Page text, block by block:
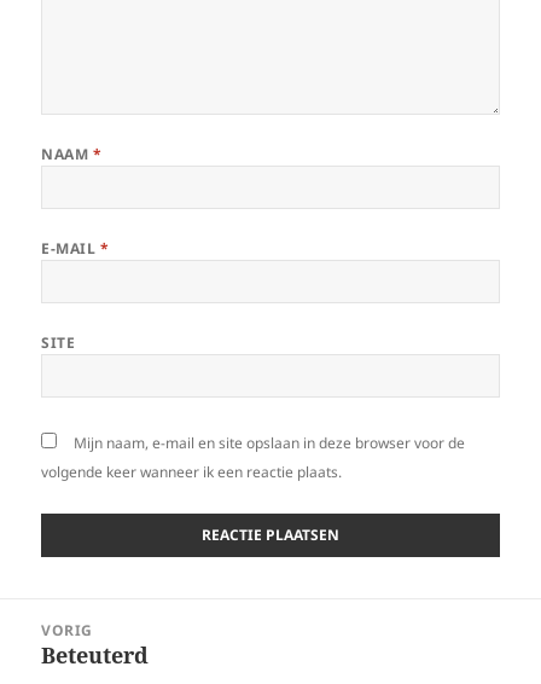
NAAM *
E-MAIL *
SITE
Mijn naam, e-mail en site opslaan in deze browser voor de
volgende keer wanneer ik een reactie plaats.
navigatie
VORIG
Vorig
Beteuterd